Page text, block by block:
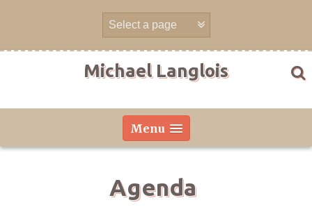
Michael Langlois
Menu
Agenda